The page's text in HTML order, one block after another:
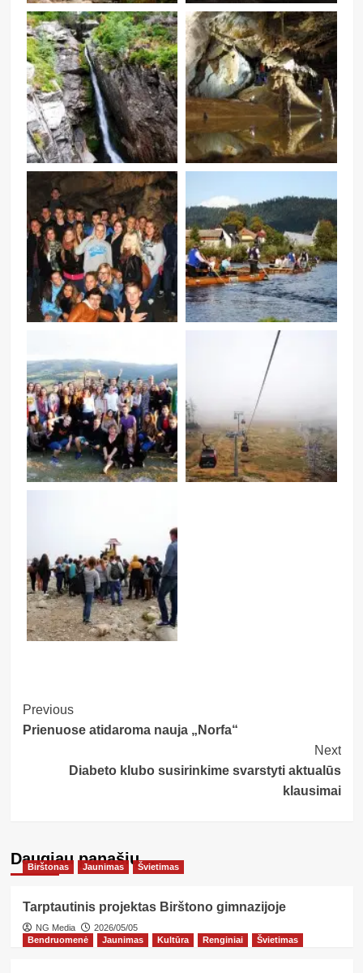
Post
Navigation
Previous
Prienuose atidaroma nauja „Norfa“
Next
Diabeto klubo susirinkime svarstyti aktualūs
klausimai
Daugiau panašių…
Birštonas Jaunimas Švietimas
Tarptautinis projektas Birštono gimnazijoje
NG Media
2026/05/05
Bendruomenė
Jaunimas Kultūra Renginiai Švietimas